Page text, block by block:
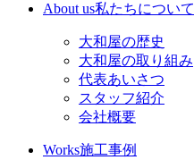
About us私たちについて
大和屋の歴史
大和屋の取り組み
代表あいさつ
スタッフ紹介
会社概要
Works施工事例